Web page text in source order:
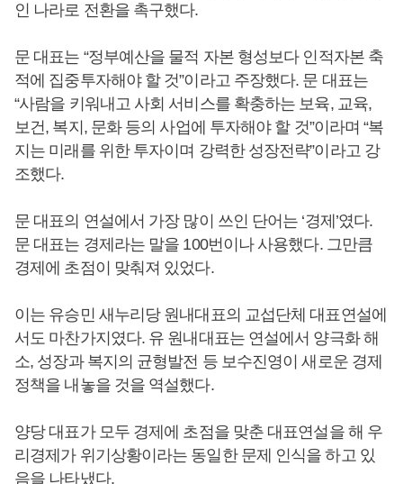
인 나라로 전환을 촉구했다.
문 대표는 “정부예산을 물적 자본 형성보다 인적자본 축
적에 집중투자해야 할 것”이라고 주장했다. 문 대표는
“사람을 키워내고 사회 서비스를 확충하는 보육, 교육,
보건, 복지, 문화 등의 사업에 투자해야 할 것”이라며 “복
지는 미래를 위한 투자이며 강력한 성장전략”이라고 강
조했다.
문 대표의 연설에서 가장 많이 쓰인 단어는 ‘경제’였다.
문 대표는 경제라는 말을 100번이나 사용했다. 그만큼
경제에 초점이 맞춰져 있었다.
이는 유승민 새누리당 원내대표의 교섭단체 대표연설에
서도 마찬가지였다. 유 원내대표는 연설에서 양극화 해
소, 성장과 복지의 균형발전 등 보수진영이 새로운 경제
정책을 내놓을 것을 역설했다.
양당 대표가 모두 경제에 초점을 맞춘 대표연설을 해 우
리경제가 위기상황이라는 동일한 문제 인식을 하고 있
음을 나타냈다.